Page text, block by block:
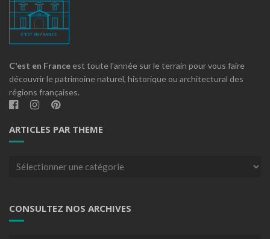
C'est en France est toute l'année sur le terrain pour vous faire
découvrir le patrimoine naturel, historique ou architectural des
régions françaises.
ARTICLES PAR THEME
Articles
CONSULTEZ NOS ARCHIVES